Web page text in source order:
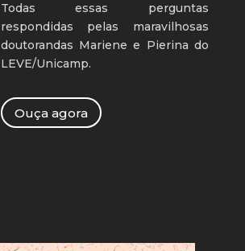
Todas essas perguntas
respondidas pelas maravilhosas
doutorandas Mariene e Pierina do
LEVE/Unicamp.
Ouça agora